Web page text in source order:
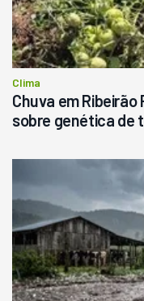
Clima
Chuva em
sobre genética de